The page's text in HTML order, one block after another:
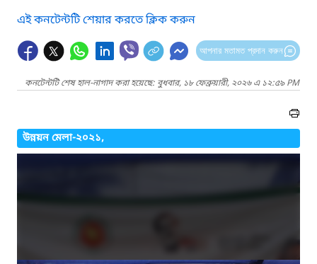
এই কনটেন্টটি শেয়ার করতে ক্লিক করুন
আপনার মতামত প্রদান করুন
কনটেন্টটি শেষ হাল-নাগাদ করা হয়েছে: বুধবার, ১৮ ফেব্রুয়ারী, ২০২৬ এ ১২:৫৯ PM
উন্নয়ন মেলা-২০২১,